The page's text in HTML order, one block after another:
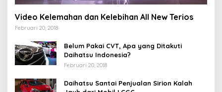
Video Kelemahan dan Kelebihan All New Terios
Februari 20, 2018
Belum Pakai CVT, Apa yang Ditakuti
Daihatsu Indonesia?
Februari 20, 2018
Daihatsu Santai Penjualan Sirion Kalah